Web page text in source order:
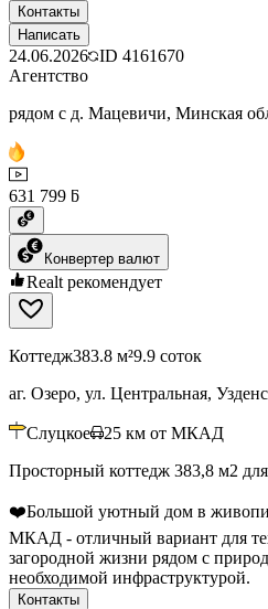
Контакты
Написать
24.06.2026 ID 4161670
Агентство
рядом с д. Мацевичи, Минская
631 799 ƃ
Конвертер валют
Realt рекомендует
Коттедж383.8 м²9.9 соток
аг. Озеро, ул. Центральная,
Слуцкое 25 км от МКАД
Просторный коттедж 383,8 м2
❤️Большой уютный дом в
МКАД - отличный вариант для
загородной жизни рядом с
необходимой инфраструктурой.
Контакты